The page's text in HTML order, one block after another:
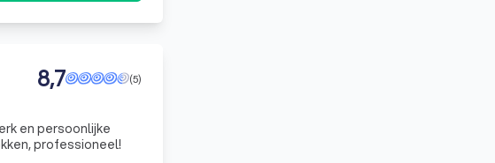
(5)
8,7
en persoonlijke
professioneel!